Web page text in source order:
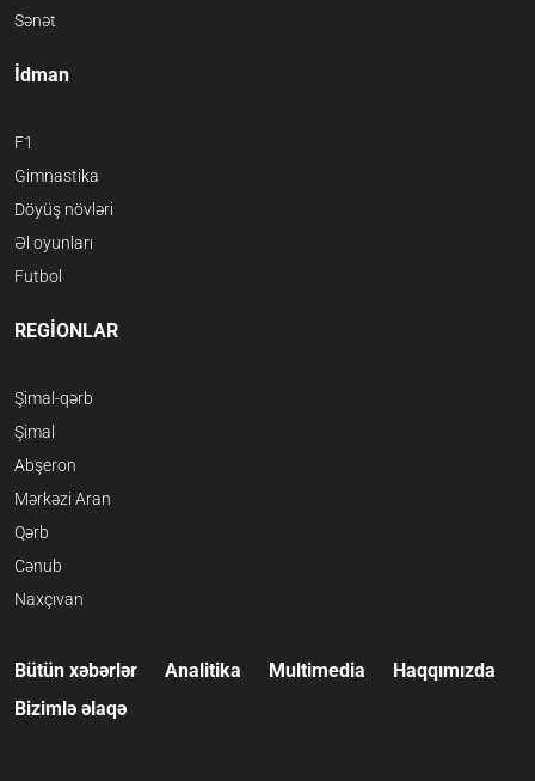
Sənət
İdman
F1
Gimnastika
Döyüş növləri
Əl oyunları
Futbol
REGİONLAR
Şimal-qərb
Şimal
Abşeron
Mərkəzi Aran
Qərb
Cənub
Naxçıvan
Bütün xəbərlər Analitika Multimedia
Haqqımızda
Bizimlə əlaqə